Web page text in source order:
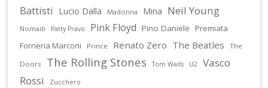
Battisti
Lucio Dalla Madonna Mina Neil Young
Nomadi Patty Pravo Pink Floyd Pino Daniele
Premiata
Forneria Marconi
Prince Renato Zero The Beatles
The
Doors
The Rolling Stones Tom Waits U2
Vasco
Rossi
Zucchero